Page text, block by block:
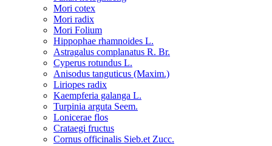
Mori cotex
Mori radix
Mori Folium
Hippophae rhamnoides L.
Astragalus complanatus R. Br.
Cyperus rotundus L.
Anisodus tanguticus (Maxim.)
Liriopes radix
Kaempferia galanga L.
Turpinia arguta Seem.
Lonicerae flos
Crataegi fructus
Cornus officinalis Sieb.et Zucc.